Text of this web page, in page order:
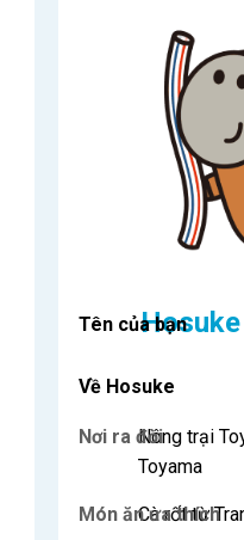
Tên của bạnHosuke
Về Hosuke
Nơi ra đờiNông trại
Toyama
Món ăn ưa thích
Cà rốt từ